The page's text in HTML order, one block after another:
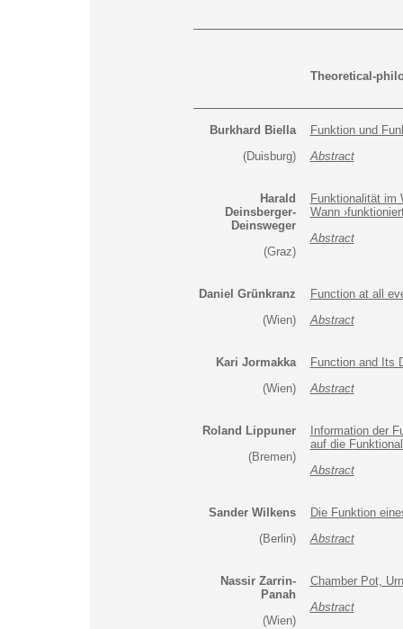
Theoretical-
Burkhard Biella
(Duisburg)
Funktion und
Abstract
Harald
Deinsberger-
Deinsweger
(Graz)
Funktionalität im
Wann
Abstract
Daniel Grünkranz
(Wien)
Function at all
Abstract
Kari Jormakka
(Wien)
Function and Its
Abstract
Roland Lippuner
(Bremen)
Information der
auf die
Abstract
Sander Wilkens
(Berlin)
Die Funktion
Abstract
Nassir Zarrin-
Panah
(Wien)
Chamber Pot,
Abstract